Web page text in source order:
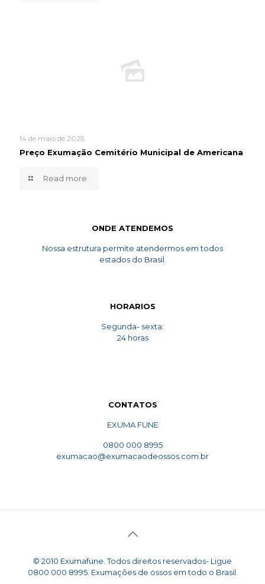
14 de maio de 2025
Preço Exumação Cemitério Municipal de Americana
Read more
ONDE ATENDEMOS
Nossa estrutura permite atendermos em todos
estados do Brasil.
HORARIOS
Segunda- sexta:
24 horas
CONTATOS
EXUMA FUNE
0800 000 8995
exumacao@exumacaodeossos.com.br
© 2010 Exumafune. Todos direitos reservados- Ligue
0800 000 8995. Exumações de ossos em todo o Brasil.